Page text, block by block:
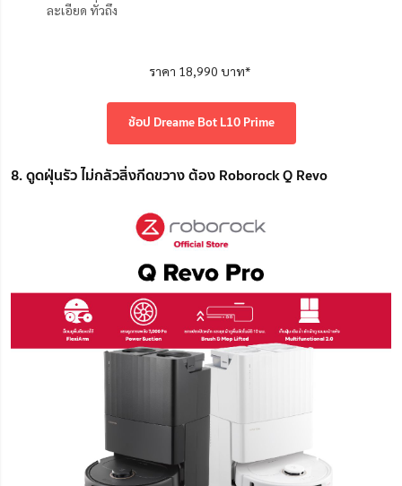
ละเอียด ทั่วถึง
ราคา 18,990 บาท*
ช้อป Dreame Bot L10 Prime
8. ดูดฝุ่นรัว ไม่กลัวสิ่งกีดขวาง ต้อง Roborock Q Revo